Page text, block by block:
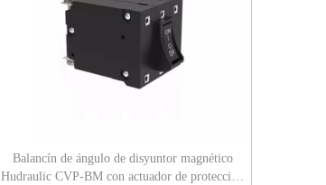
Balancín de ángulo de disyuntor magnético
Hudraulic CVP-BM con actuador de protección